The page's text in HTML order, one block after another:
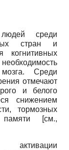
среди
стран и
когнитивных
Среди
отмечают
и белого
снижением
тормозных
памяти [см.,
активации